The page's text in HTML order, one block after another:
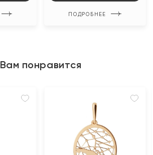
ПОДРОБНЕЕ
Вам понравится